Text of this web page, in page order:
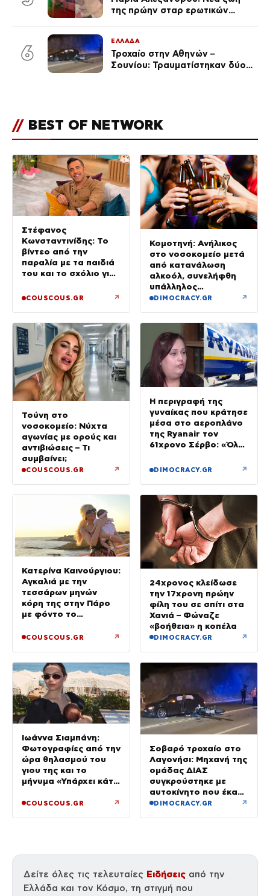
της πρώην σταρ ερωτικών
(Φωτογραφίες)
6
ΕΛΛΑΔΑ
Τροχαίο στην Αθηνών –
Σουνίου: Τραυματίστηκαν δύο
// BEST OF NETWORK
Στέφανος
Κωνσταντινίδης: Το
βίντεο από την
παραλία με τα παιδιά
του και το σχόλιο για
COUSCOUS.GR ↗
Κομοτηνή: Ανήλικος
στο νοσοκομείο μετά
από κατανάλωση
αλκοόλ, συνελήφθη
υπάλληλος
καταστήματος
DIMOCRACY.GR ↗
Τούνη στο
νοσοκομείο: Νύχτα
αγωνίας με ορούς και
αντιβιώσεις – Τι
συμβαίνει;
COUSCOUS.GR ↗
Η περιγραφή της
γυναίκας που κράτησε
μέσα στο αεροπλάνο
της Ryanair τον
61χρονο Σέρβο: «Όλα
δευτερολέπτου»
DIMOCRACY.GR ↗
Κατερίνα Καινούργιου:
Αγκαλιά με την
τεσσάρων μηνών
κόρη της στην Πάρο
με φόντο το
COUSCOUS.GR ↗
24χρονος κλείδωσε
την 17χρονη πρώην
φίλη του σε σπίτι στα
Χανιά – Φώναζε
«βοήθεια» η κοπέλα
DIMOCRACY.GR ↗
Ιωάννα Σιαμπάνη:
Φωτογραφίες από την
ώρα θηλασμού του
γιου της και το
μήνυμα «Υπάρχει κάτι
αργές μέρες»
COUSCOUS.GR ↗
Σοβαρό τροχαίο στο
Λαγονήσι: Μηχανή της
ομάδας ΔΙΑΣ
συγκρούστηκε με
αυτοκίνητο που έκανε
αναστροφή – Δύο
DIMOCRACY.GR ↗
Δείτε όλες τις τελευταίες Ειδήσεις από την
Ελλάδα και τον Κόσμο, τη στιγμή που